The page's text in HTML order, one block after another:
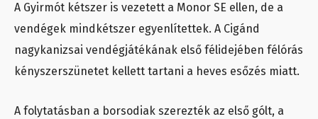
A Gyirmót kétszer is vezetett a Monor SE ellen, de a
vendégek mindkétszer egyenlítettek. A Cigánd
nagykanizsai vendégjátékának első félidejében félórás
kényszerszünetet kellett tartani a heves esőzés miatt.
A folytatásban a borsodiak szerezték az első gólt, a